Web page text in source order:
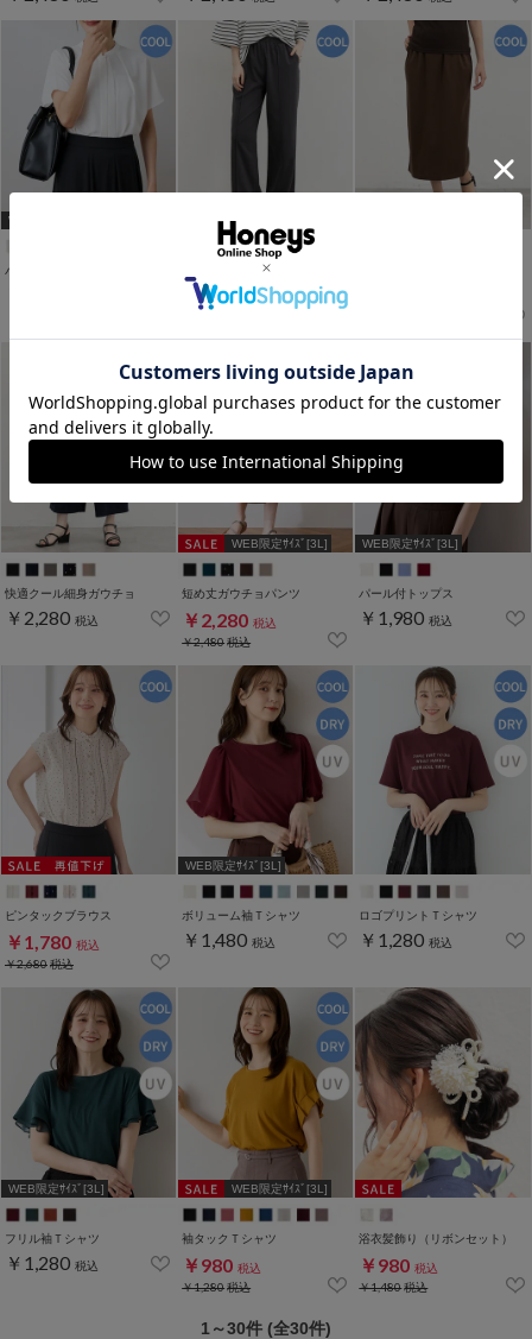
WEB限定ｻｲｽﾞ[3L]
バンドカラーブラウス 接触冷感ストレートパンツ
￥2,280 税込
快適クール細身ガウチョ
￥2,280 税込
WEB限定ｻｲｽﾞ[3L]
短め丈ガウチョパンツ
￥2,280 税込
￥2,480税込
WEB限定ｻｲｽﾞ[3L]
パール付トップス
￥1,980 税込
ピンタックブラウス
￥1,780 税込
￥2,680税込
WEB限定ｻｲｽﾞ[3L]
ボリューム袖Ｔシャツ
￥1,480 税込
ロゴプリントＴシャツ
￥1,280 税込
WEB限定ｻｲｽﾞ[3L]
フリル袖Ｔシャツ
￥1,280 税込
WEB限定ｻｲｽﾞ[3L]
袖タックＴシャツ
￥980 税込
￥1,280税込
浴衣髪飾り（リボンセット）
￥980 税込
￥1,480税込
1～30件 (全30件)